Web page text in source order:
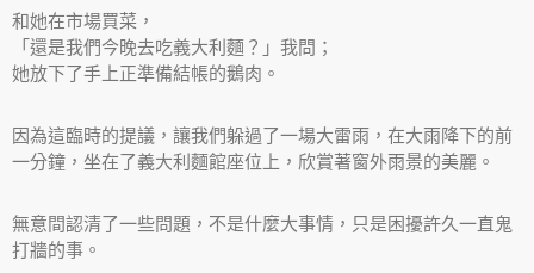
和她在市場買菜，
「還是我們今晚去吃義大利麵？」我問；
她放下了手上正準備結帳的鵝肉。
因為這臨時的提議，讓我們躲過了一場大雷雨，在大雨降下的前
一分鐘，坐在了義大利麵館座位上，欣賞著窗外雨景的美麗。
無意間認清了一些問題，不是什麼大事情，只是困擾許久一直鬼
打牆的事。